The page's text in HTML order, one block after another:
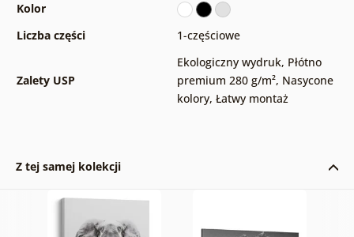
Kolor
Liczba części
1-częściowe
Zalety USP
Ekologiczny wydruk, Płótno
premium 280 g/m², Nasycone
kolory, Łatwy montaż
Z tej samej kolekcji